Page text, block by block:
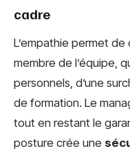
cadre
L’empathie permet
membre de l’équipe,
personnels, d’une
de formation. Le
tout en restant le
posture crée une